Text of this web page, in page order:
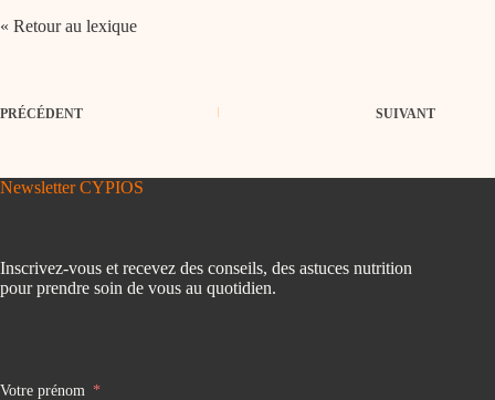
« Retour au lexique
PRÉCÉDENT SUIVANT
Newsletter CYPIOS
Inscrivez-vous et recevez des conseils, des astuces nutrition
pour prendre soin de vous au quotidien.
Votre prénom